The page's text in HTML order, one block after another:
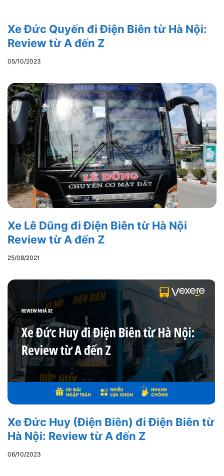
Xe Đức Quyến đi Điện Biên từ Hà Nội:
Review từ A đến Z
05/10/2023
Xe Lê Dũng đi Điện Biên từ Hà Nội
Review từ A đến Z
25/08/2021
Xe Đức Huy (Điện Biên) đi Điện Biên từ
Hà Nội: Review từ A đến Z
06/10/2023